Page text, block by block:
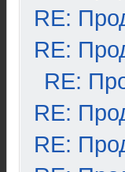
RE:
RE:
RE:
RE:
RE: